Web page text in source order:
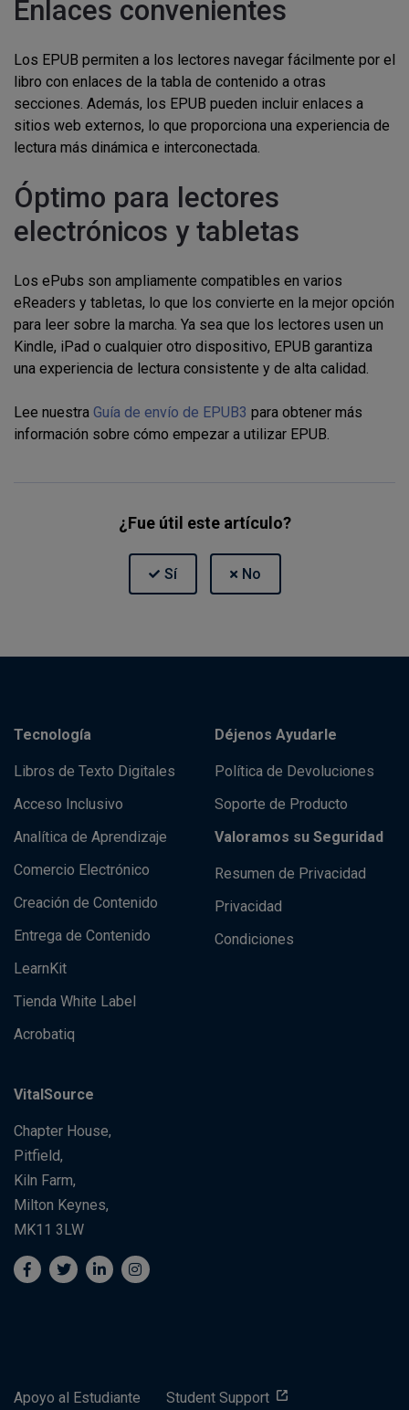
Enlaces convenientes
Los EPUB permiten a los lectores navegar fácilmente por el
libro con enlaces de la tabla de contenido a otras
secciones. Además, los EPUB pueden incluir enlaces a
sitios web externos, lo que proporciona una experiencia de
lectura más dinámica e interconectada.
Óptimo para lectores
electrónicos y tabletas
Los ePubs son ampliamente compatibles en varios
eReaders y tabletas, lo que los convierte en la mejor opción
para leer sobre la marcha. Ya sea que los lectores usen un
Kindle, iPad o cualquier otro dispositivo, EPUB garantiza
una experiencia de lectura consistente y de alta calidad.
Lee nuestra Guía de envío de EPUB3 para obtener más
información sobre cómo empezar a utilizar EPUB.
¿Fue útil este artículo?
Tecnología
Libros de Texto Digitales
Acceso Inclusivo
Analítica de Aprendizaje
Comercio Electrónico
Creación de Contenido
Entrega de Contenido
LearnKit
Tienda White Label
Acrobatiq
Déjenos Ayudarle
Política de Devoluciones
Soporte de Producto
Valoramos su Seguridad
Resumen de Privacidad
Privacidad
Condiciones
VitalSource
Chapter House,
Pitfield,
Kiln Farm,
Milton Keynes,
MK11 3LW
Apoyo al Estudiante Student Support